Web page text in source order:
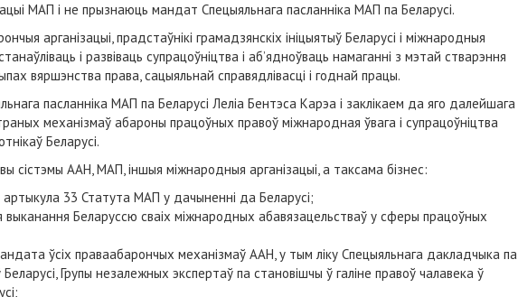
МАП і не прызнаюць мандат Спецыяльнага пасланніка МАП па Беларусі.
арганізацыі, прадстаўнікі грамадзянскіх ініцыятыў Беларусі і міжнародныя
і развіваць супрацоўніцтва і аб’ядноўваць намаганні з мэтай стварэння
вяршэнства права, сацыяльнай справядлівасці і годнай працы.
пасланніка МАП па Беларусі Леліа Бентэса Карэа і заклікаем да яго далейшага
механізмаў абароны працоўных правоў міжнародная ўвага і супрацоўніцтва
Беларусі.
сістэмы ААН, МАП, іншыя міжнародныя арганізацыі, а таксама бізнес:
артыкула 33 Статута МАП у дачыненні да Беларусі;
Беларуссю сваіх міжнародных абавязацельстваў у сферы працоўных
ўсіх праваабарончых механізмаў ААН, у тым ліку Спецыяльнага дакладчыка па
Групы незалежных экспертаў па становішчы ў галіне правоў чалавека ў